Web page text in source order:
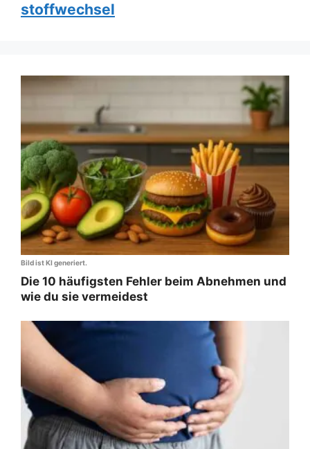
stoffwechsel
Bild ist KI generiert.
Die 10 häufigsten Fehler beim Abnehmen und
wie du sie vermeidest